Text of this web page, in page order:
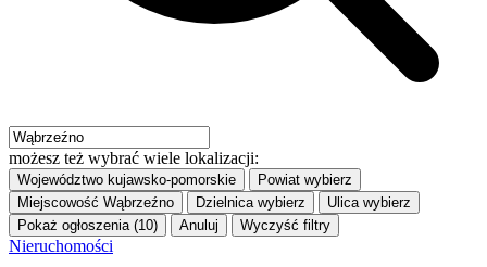
możesz też wybrać wiele lokalizacji:
Województwo kujawsko-pomorskie Powiat wybierz
Miejscowość Wąbrzeźno Dzielnica wybierz Ulica wybierz
Pokaż ogłoszenia (10)
Anuluj Wyczyść filtry
Nieruchomości